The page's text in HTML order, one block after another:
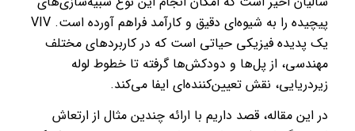
پیچیده را به شیوه‌ای دقیق و کارآمد فراهم آورده است. VIV
یک پدیده فیزیکی حیاتی است که در کاربردهای مختلف
مهندسی، از پل‌ها و دودکش‌ها گرفته تا خطوط لوله
زیردریایی، نقش تعیین‌کننده‌ای ایفا می‌کند.
در این مقاله، قصد داریم با ارائه چندین مثال از ارتعاش